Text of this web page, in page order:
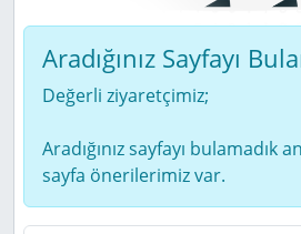
Aradığınız Sayfayı
Değerli ziyaretçimiz;
Aradığınız sayfayı bulamadık
sayfa önerilerimiz var.